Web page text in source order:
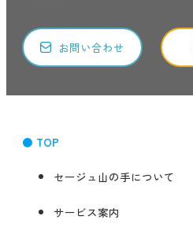
お問い合わせ
● TOP
セージュ山の手について
サービス案内